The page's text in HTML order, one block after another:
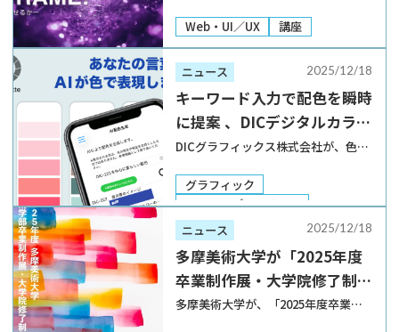
育成スクール「デジタルハリウッド」
が、クリエイティブスキル横断型選抜
クラス「HONKA RE:FRAME!ー世界を
問い直せるかー」を2026年春に新設
[…]
Web・UI／UX 講座
ニュース 2025/12/18
キーワード入力で配色を瞬時
に提案 、DICデジタルカラー
ガイド®に「AI配色検索機
能」が新搭載
DICグラフィックス株式会社が、色見
ド®」に、新機能「AI配色検索機能」
を搭載した。 「DICデジタルカラーガ
イド®」は、デザイン、印刷、マーケ
ティング業界などで活用されている色
見本帳 […]
グラフィック
DTP・エディトリアル
Web・UI／UX
建築・インテリア
ファッション
製品・サービス
ニュース 2025/12/18
多摩美術大学が「2025年度
卒業制作展・大学院修了制作
展」の学内展を2026年1月と
多摩美術大学が、「2025年度卒業制